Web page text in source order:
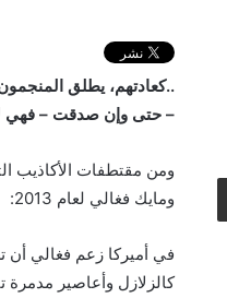
..كعادتهم، يطلق المنجمون
– حتى وإن صدقت – فهي
ومن مقتطفات الأكاذيب
ومايك فغالي لعام 2013:
في أميركا زعم فغالي أن
كالزلازل وأعاصير مدمرة